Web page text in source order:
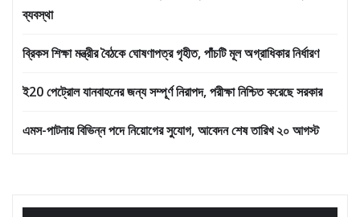
ব্যবস্থা
ব্রিকস শিক্ষা মন্ত্রীর বৈঠকে ঘোষণাপত্র গৃহীত, পাঁচটি মূল অগ্রাধিকার নির্ধারণ
ই20 পেট্রোল যানবাহনের জন্য সম্পূর্ণ নিরাপদ, পরীক্ষা নিশ্চিত করেছে সরকার
এমস-পাটনায় বিভিন্ন পদে নিয়োগের সুযোগ, আবেদন শেষ তারিখ ২০ আগস্ট